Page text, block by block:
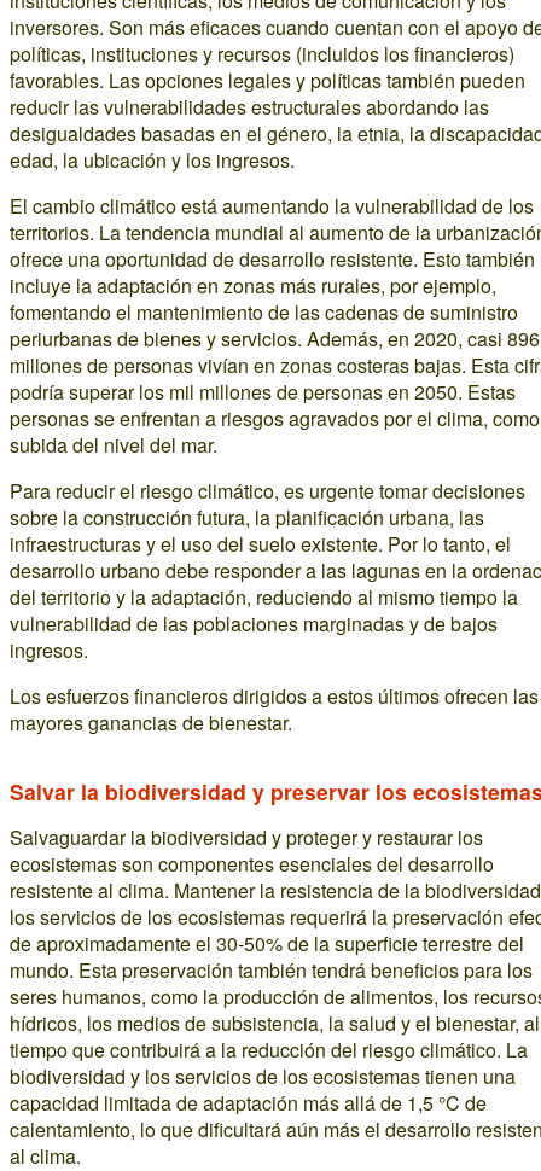
inversores. Son más eficaces cuando cuentan con el apoyo
políticas, instituciones y recursos (incluidos los financieros)
favorables. Las opciones legales y políticas también pueden
reducir las vulnerabilidades estructurales abordando las
desigualdades basadas en el género, la etnia, la
edad, la ubicación y los ingresos.
El cambio climático está aumentando la vulnerabilidad de los
territorios. La tendencia mundial al aumento de la
ofrece una oportunidad de desarrollo resistente. Esto también
incluye la adaptación en zonas más rurales, por ejemplo,
fomentando el mantenimiento de las cadenas de suministro
periurbanas de bienes y servicios. Además, en 2020, casi 896
millones de personas vivían en zonas costeras bajas. Esta
podría superar los mil millones de personas en 2050. Estas
personas se enfrentan a riesgos agravados por el clima,
subida del nivel del mar.
Para reducir el riesgo climático, es urgente tomar decisiones
sobre la construcción futura, la planificación urbana, las
infraestructuras y el uso del suelo existente. Por lo tanto, el
desarrollo urbano debe responder a las lagunas en la
del territorio y la adaptación, reduciendo al mismo tiempo la
vulnerabilidad de las poblaciones marginadas y de bajos
ingresos.
Los esfuerzos financieros dirigidos a estos últimos ofrecen las
mayores ganancias de bienestar.
Salvar la biodiversidad y preservar los
Salvaguardar la biodiversidad y proteger y restaurar los
ecosistemas son componentes esenciales del desarrollo
resistente al clima. Mantener la resistencia de la
los servicios de los ecosistemas requerirá la preservación
de aproximadamente el 30-50% de la superficie terrestre del
mundo. Esta preservación también tendrá beneficios para los
seres humanos, como la producción de alimentos, los
hídricos, los medios de subsistencia, la salud y el bienestar, al
tiempo que contribuirá a la reducción del riesgo climático. La
biodiversidad y los servicios de los ecosistemas tienen una
capacidad limitada de adaptación más allá de 1,5 °C de
calentamiento, lo que dificultará aún más el desarrollo
al clima.